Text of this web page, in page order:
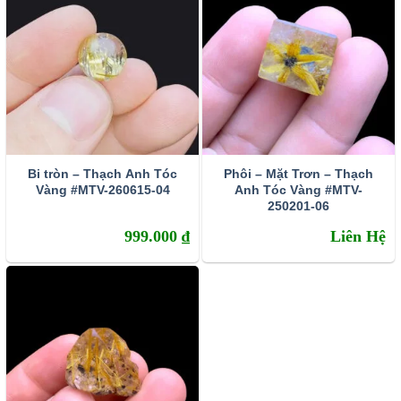
công trên con đường danh vọng.
mẽ, có khả năng trấn tĩnh, điều hòa tinh thần và lấy lại sự
tự tin cho chủ nhân. Trong những trường hợp còn do dự
hay thiếu quyết đoán về một vấn đề gì đó. Hãy đeo vòng
Bi tròn – Thạch Anh Tóc
Vàng #MTV-260615-04
999.000 ₫
Phôi – Mặt Trơn – Thạch
Anh Tóc Vàng #MTV-
250201-06
Liên Hệ